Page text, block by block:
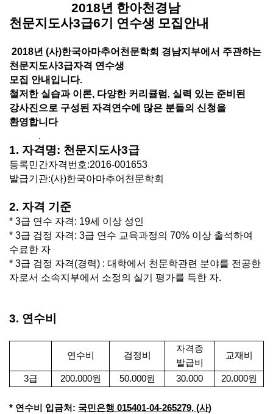
2018년 한아천경남
천문지도사3급6기 연수생 모집안내
2018년 (사)한국아마추어천문학회 경남지부에서 주관하는
천문지도사3급자격 연수생
모집 안내입니다.
철저한 실습과 이론, 다양한 커리큘럼 , 실력 있는 준비된
강사진으로 구성된 자격연수에 많은 분들의 신청을
환영합니다
.
1. 자격명: 천문지도사3급
등록민간자격번호:2016-001653
발급기관:(사)한국아마추어천문학회
2. 자격 기준
* 3급 연수 자격: 19세 이상 성인
* 3급 검정 자격: 3급 연수 교육과정의 70% 이상 출석하여
수료한 자
* 3급 검정 자격(경력) : 대학에서 천문학관련 분야를 전공한
자로서 소속지부에서 소정의 실기 평가를 득한 자.
3. 연수비
연수비 검정비
자격증
발급비
교재비
3급 200.000원 50.000원 30.000 20.000원
* 연수비 입금처 : 국민은행 015401-04-265279, (사)